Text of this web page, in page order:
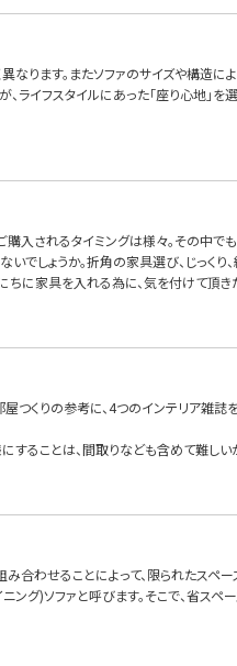
なります。またソファのサイズや構造に
ライフスタイルにあった「座り心地」
購入されるタイミングは様々。その中
しょうか。折角の家具選び、じっくり
に家具を入れる為に、気を付けて頂
くりの参考に、4つのインテリア雑誌
ることは、間取りなども含めて難し
合わせることによって、限られたスペ
グ)ソファと呼びます。そこで、省スペ